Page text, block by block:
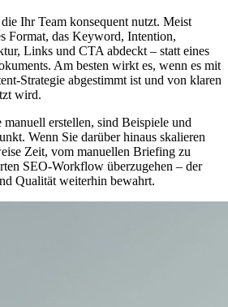
Ihr Team konsequent nutzt. Meist
Format, das Keyword, Intention,
Links und CTA abdeckt – statt eines
Am besten wirkt es, wenn es mit
Strategie abgestimmt ist und von klaren
wird.
erstellen, sind Beispiele und
Wenn Sie darüber hinaus skalieren
Zeit, vom manuellen Briefing zu
SEO-Workflow überzugehen – der
Qualität weiterhin bewahrt.